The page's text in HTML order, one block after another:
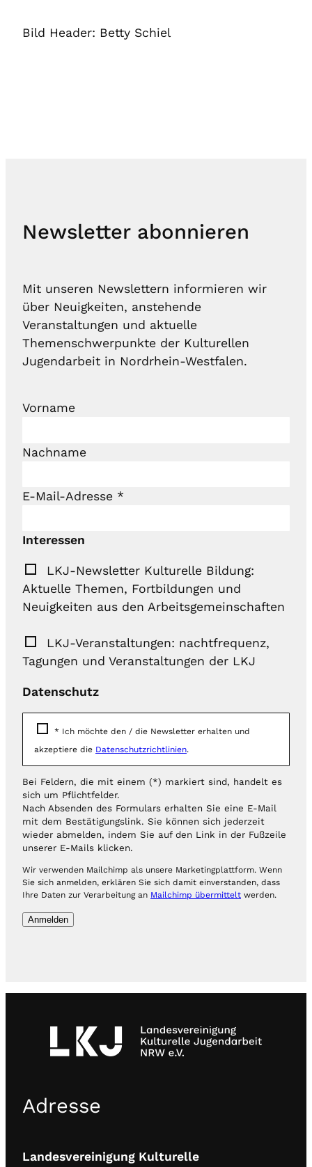
Bild Header: Betty Schiel
Newsletter abonnieren
Mit unseren Newslettern informieren wir
über Neuigkeiten, anstehende
Veranstaltungen und aktuelle
Themenschwerpunkte der Kulturellen
Jugendarbeit in Nordrhein-Westfalen.
Vorname
Nachname
E-Mail-Adresse *
Interessen
LKJ-Newsletter Kulturelle Bildung:
Aktuelle Themen, Fortbildungen und
Neuigkeiten aus den Arbeitsgemeinschaften
LKJ-Veranstaltungen: nachtfrequenz,
Tagungen und Veranstaltungen der LKJ
Datenschutz
* Ich möchte den / die Newsletter erhalten und
akzeptiere die Datenschutzrichtlinien.
Bei Feldern, die mit einem (*) markiert sind, handelt es
sich um Pflichtfelder.
Nach Absenden des Formulars erhalten Sie eine E-Mail
mit dem Bestätigungslink. Sie können sich jederzeit
wieder abmelden, indem Sie auf den Link in der Fußzeile
unserer E-Mails klicken.
Wir verwenden Mailchimp als unsere Marketingplattform. Wenn
Sie sich anmelden, erklären Sie sich damit einverstanden, dass
Ihre Daten zur Verarbeitung an Mailchimp übermittelt werden.
Adresse
Landesvereinigung Kulturelle